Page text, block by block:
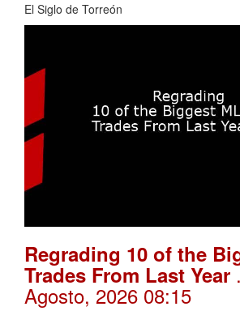
El Siglo de Torreón
Regrading 10 of the
Trades From Last Year
Agosto, 2026 08:15